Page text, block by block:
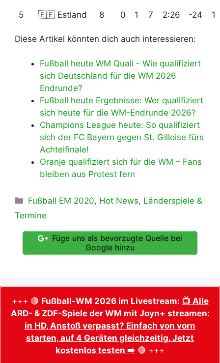
5 🇪🇪 Estland 8 0 1 7 2:26 -24 1
Diese Artikel könnten dich auch interessieren:
Fußball heute WM Quali - Wie qualifiziert
sich Deutschland für die WM 2026
Endrunde?
Fußball heute Ergebnisse: Wer qualifiziert
sich heute für die WM-Endrunde 2026?
Champions League heute: So qualifiziert
sich der FC Bayern gegen St. Gilloise fürs
Achtelfinale!
Oranje qualifiziert sich für die WM – Fans
bleiben aus Protest fern
Kategorien
Fußball EM 2020, Hot News, Länderspiele &
Termine
Füge uns als bevorzugte Quelle bei
Google hinzu
+++ 🔴 Fußball-WM 2026 im Livestream: 📺 Alle
ARD- & ZDF-Spiele der WM mit Joyn+ streamen:
in HD, Anstoß verpasst? Einfach von vorn
starten, auf 4 Geräten gleichzeitig. Jetzt
kostenlos testen ➡️ 🔴 +++